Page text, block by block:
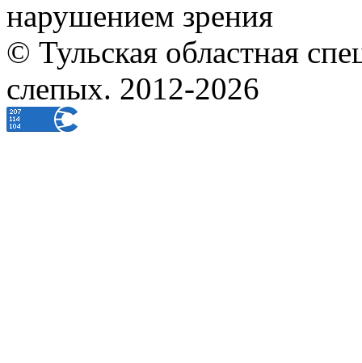
нарушением зрения
© Тульская областная
слепых. 2012-2026